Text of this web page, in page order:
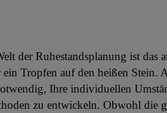
der Ruhestandsplanung ist das
ein Tropfen auf den heißen Stein.
Ihre individuellen
zu entwickeln. Obwohl die